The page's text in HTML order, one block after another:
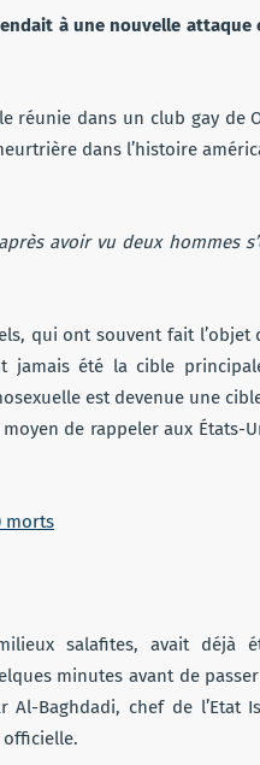
à une nouvelle attaque
réunie dans un club gay de
dans l’histoire
avoir vu deux hommes
qui ont souvent fait l’objet
jamais été la cible
est devenue une
de rappeler aux États-
morts
salafites, avait déjà
minutes avant de
Baghdadi, chef de l’Etat
officielle.